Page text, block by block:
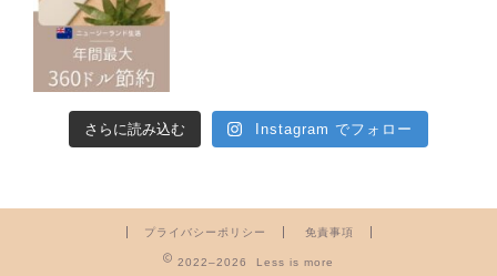
さらに読み込む Instagram でフォロー
プライバシーポリシー 免責事項
2022–2026 Less is more